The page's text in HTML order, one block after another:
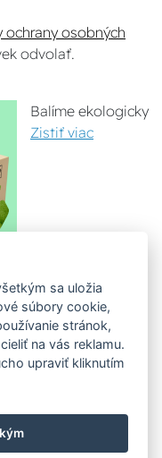
ochrany osobných
odvolať.
Balíme ekologicky
Zistiť viac
tovaru
sa uložia
súbory cookie,
stránok,
na vás reklamu.
upraviť kliknutím